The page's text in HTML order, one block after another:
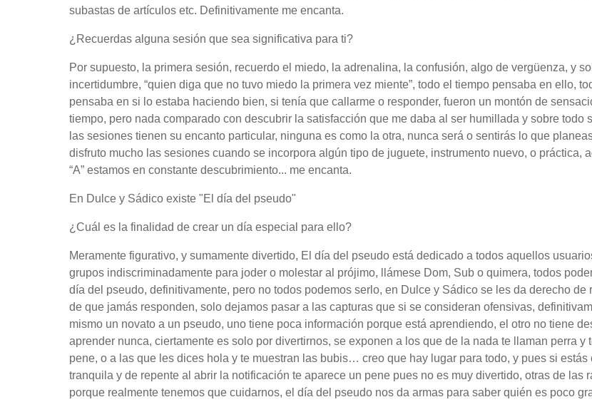
subastas de artículos etc. Definitivamente me encanta.
¿Recuerdas alguna sesión que sea significativa para ti?
Por supuesto, la primera sesión, recuerdo el miedo, la adrenalina, la confusión, algo de vergüenza, y
incertidumbre, “quien diga que no tuvo miedo la primera vez miente”, todo el tiempo pensaba en ello,
pensaba en si lo estaba haciendo bien, si tenía que callarme o responder, fueron un montón de
tiempo, pero nada comparado con descubrir la satisfacción que me daba al ser humillada y sobre todo
las sesiones tienen su encanto particular, ninguna es como la otra, nunca será o sentirás lo que
disfruto mucho las sesiones cuando se incorpora algún tipo de juguete, instrumento nuevo, o práctica,
“A” estamos en constante descubrimiento... me encanta.
En Dulce y Sádico existe "El día del pseudo"
¿Cuál es la finalidad de crear un día especial para ello?
Meramente figurativo, y sumamente divertido, El día del pseudo está dedicado a todos aquellos
grupos indiscriminadamente para joder o molestar al prójimo, llámese Dom, Sub o quimera, todos
día del pseudo, definitivamente, pero no todos podemos serlo, en Dulce y Sádico se les da derecho de
de que jamás responden, solo dejamos pasar a las capturas que si se consideran ofensivas,
mismo un novato a un pseudo, uno tiene poca información porque está aprendiendo, el otro no tiene
aprender nunca, ciertamente es solo por divertirnos, se exponen a los que de la nada te llaman perra y
pene, o a las que les dices hola y te muestran las bubis… creo que hay lugar para todo, y pues si estás
tranquila y de repente al abrir la notificación te aparece un pene pues no es muy divertido, otras de las
porque realmente tenemos que cuidarnos, el día del pseudo nos da armas para saber quién es poco